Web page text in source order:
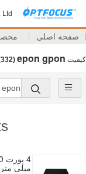
صفحه اصلی
کیفیت epon gpon
میلی متر